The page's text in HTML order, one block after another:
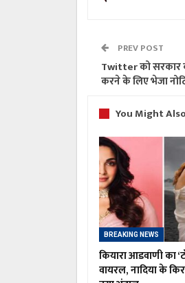
PREV POST
Twitter को सरकार
करने के लिए भेजा
You Might
BREAKING NEWS
कियारा आडवाणी का
वायरल, नादिया के